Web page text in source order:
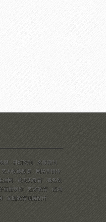
报 科幻选刊
名模期刊
艺术收藏投资
网络营销传
活网 意志力教育
域名投
画册制作 艺术教育
西湖
家庭教育顶层设计